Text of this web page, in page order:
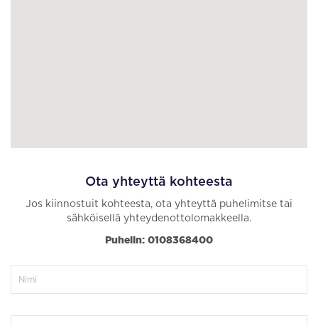
Ota yhteyttä kohteesta
Jos kiinnostuit kohteesta, ota yhteyttä puhelimitse tai
sähköisellä yhteydenottolomakkeella.
Puhelin: 0108368400